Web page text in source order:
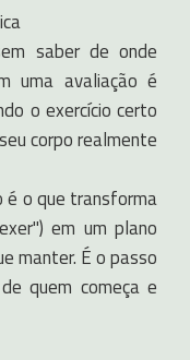
saber de onde
uma avaliação é
o exercício certo
corpo realmente
é o que transforma
em um plano
manter. É o passo
quem começa e